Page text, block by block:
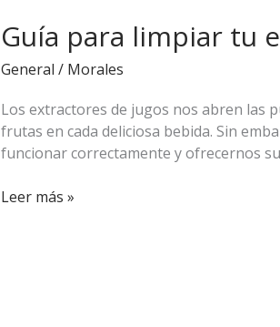
Guía para limpiar tu
General / Morales
Los extractores de jugos nos abren las
frutas en cada deliciosa bebida. Sin
funcionar correctamente y ofrecernos
limpiar
tu
extractor
cítricos
Skymsen
Leer más »